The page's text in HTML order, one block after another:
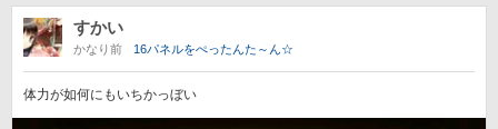
すかい
かなり前 16パネルをぺったんた～ん☆
体力が如何にもいちかっぼい